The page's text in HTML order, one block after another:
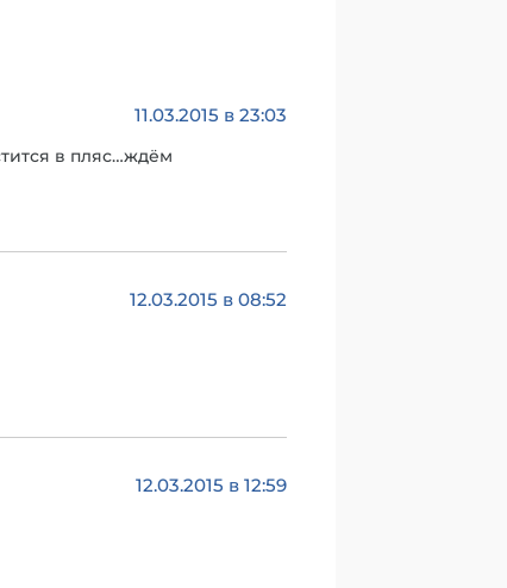
11.03.2015 в 23:03
в пляс…ждём
12.03.2015 в 08:52
12.03.2015 в 12:59